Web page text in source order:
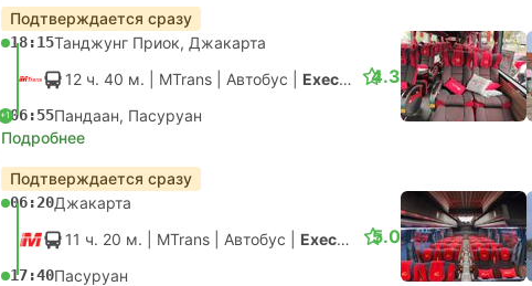
Подтверждается сразу
18:15Танджунг Приок, Джакарта
12 ч. 40 м. | MTrans Автобус Executive
+106:55Пандаан, Пасуруан
4.3
Подробнее
Подтверждается сразу
06:20Джакарта
11 ч. 20 м. | MTrans Автобус Executive
17:40Пасуруан
5.0